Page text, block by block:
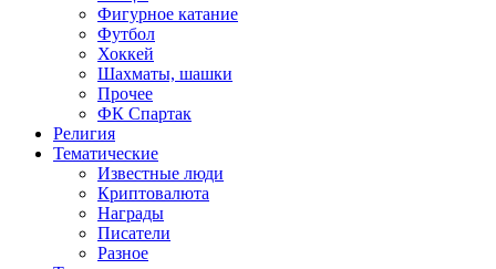
Фигурное катание
Футбол
Хоккей
Шахматы, шашки
Прочее
ФК Спартак
Религия
Тематические
Известные люди
Криптовалюта
Награды
Писатели
Разное